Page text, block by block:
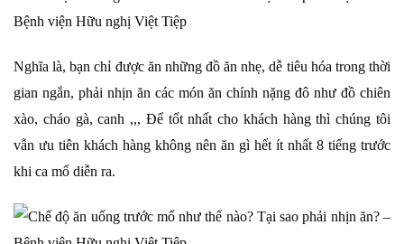
Nghĩa là, bạn chỉ được ăn những đồ ăn nhẹ, dễ tiêu hóa trong thời
gian ngắn, phải nhịn ăn các món ăn chính nặng đô như đồ chiên
xào, cháo gà, canh ,,, Để tốt nhất cho khách hàng thì chúng tôi
vẫn ưu tiên khách hàng không nên ăn gì hết ít nhất 8 tiếng trước
khi ca mổ diễn ra.